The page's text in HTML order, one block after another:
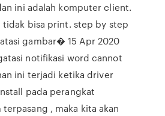
ini adalah komputer client.
tidak bisa print. step by step
gambar� 15 Apr 2020
notifikasi word cannot
ini terjadi ketika driver
pada perangkat
, maka kita akan